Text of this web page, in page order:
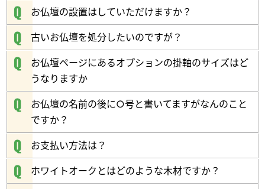
美しい木目と優れた耐久性
力強く美しい木目が魅力のホワイトオークを使用。
耐久性に優れた硬質な木材として世界中で家具や建材に採用され
ており、
長く使うお仏壇にも適した素材です。
ナチュラルで温かみのある風合いが、
お部屋に上質な雰囲気を演出します。
※紫檀色はホワイトオークに紫檀調着色を施しています。
美しさと機能性を融合
お仏壇の設置はしていただけますか？
古いお仏壇を処分したいのですが？
お仏壇ページにあるオプションの掛軸のサイズはど
うなりますか
お仏壇の名前の後に○号と書いてますがなんのこと
ですか？
お支払い方法は？
ホワイトオークとはどのような木材ですか？